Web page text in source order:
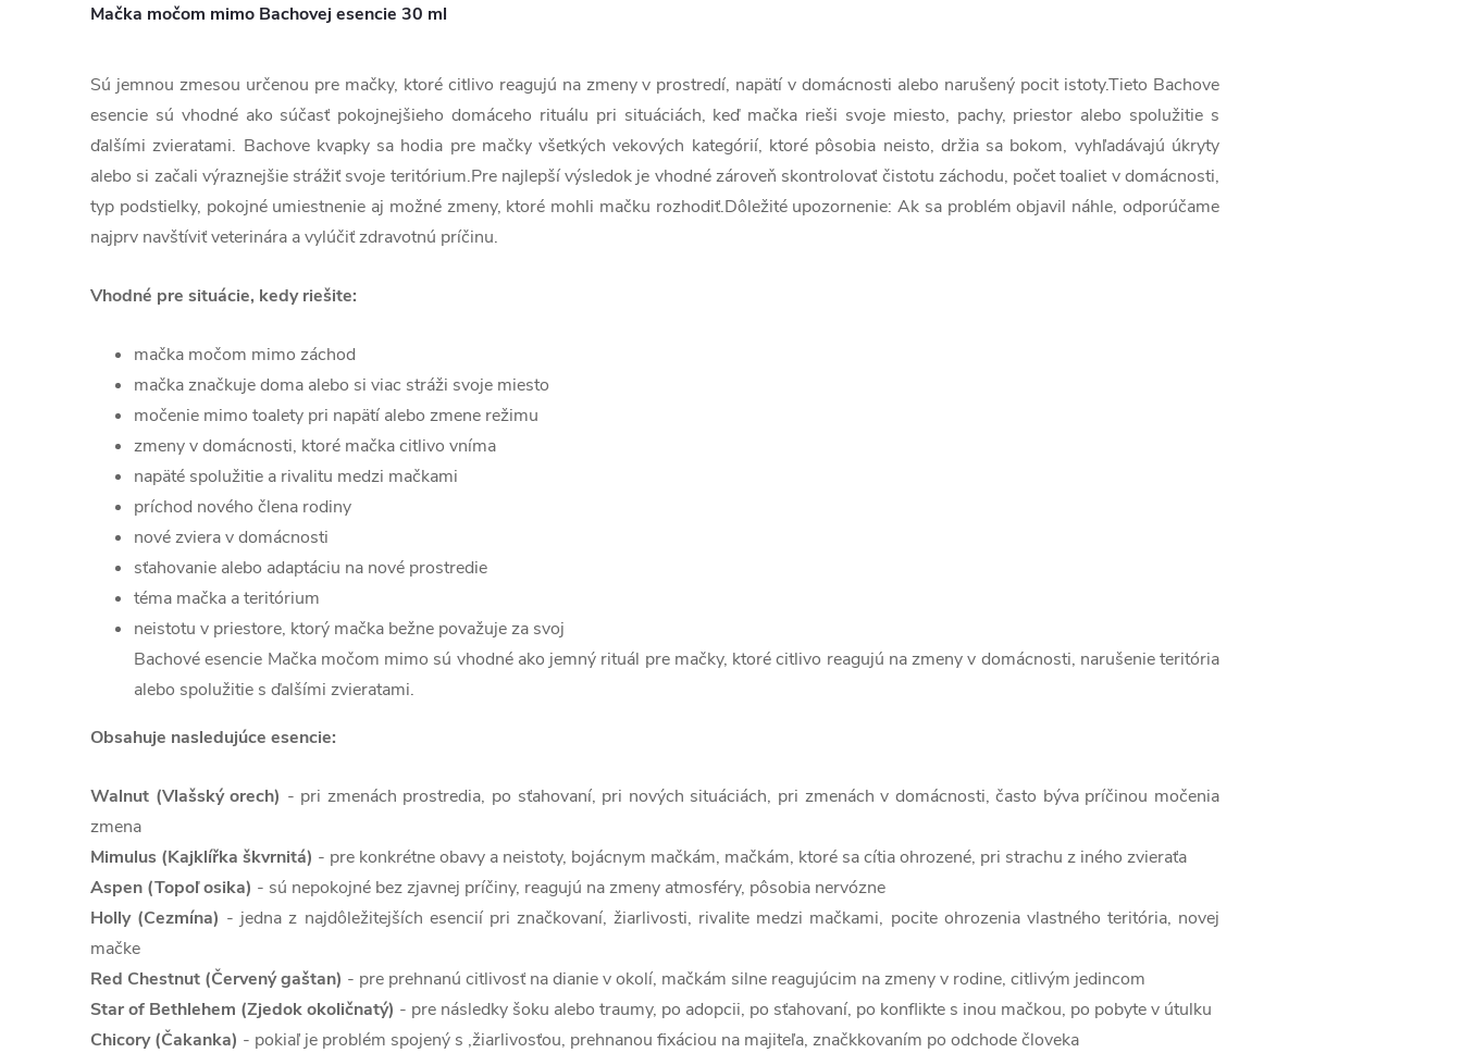
Mačka močom mimo Bachovej esencie 30 ml
Sú jemnou zmesou určenou pre mačky, ktoré citlivo reagujú na zmeny v prostredí, napätí v domácnosti alebo narušený pocit istoty.Tieto Bachove
esencie sú vhodné ako súčasť pokojnejšieho domáceho rituálu pri situáciách, keď mačka rieši svoje miesto, pachy, priestor alebo spolužitie s
ďalšími zvieratami. Bachove kvapky sa hodia pre mačky všetkých vekových kategórií, ktoré pôsobia neisto, držia sa bokom, vyhľadávajú úkryty
alebo si začali výraznejšie strážiť svoje teritórium.Pre najlepší výsledok je vhodné zároveň skontrolovať čistotu záchodu, počet toaliet v domácnosti,
typ podstielky, pokojné umiestnenie aj možné zmeny, ktoré mohli mačku rozhodiť.Dôležité upozornenie: Ak sa problém objavil náhle, odporúčame
najprv navštíviť veterinára a vylúčiť zdravotnú príčinu.
Vhodné pre situácie, kedy riešite:
mačka močom mimo záchod
mačka značkuje doma alebo si viac stráži svoje miesto
močenie mimo toalety pri napätí alebo zmene režimu
zmeny v domácnosti, ktoré mačka citlivo vníma
napäté spolužitie a rivalitu medzi mačkami
príchod nového člena rodiny
nové zviera v domácnosti
sťahovanie alebo adaptáciu na nové prostredie
téma mačka a teritórium
neistotu v priestore, ktorý mačka bežne považuje za svoj
Bachové esencie Mačka močom mimo sú vhodné ako jemný rituál pre mačky, ktoré citlivo reagujú na zmeny v domácnosti, narušenie teritória
alebo spolužitie s ďalšími zvieratami.
Obsahuje nasledujúce esencie:
Walnut (Vlašský orech) - pri zmenách prostredia, po sťahovaní, pri nových situáciách, pri zmenách v domácnosti, často býva príčinou močenia
zmena
Mimulus (Kajklířka škvrnitá) - pre konkrétne obavy a neistoty, bojácnym mačkám, mačkám, ktoré sa cítia ohrozené, pri strachu z iného zvieraťa
Aspen (Topoľ osika) - sú nepokojné bez zjavnej príčiny, reagujú na zmeny atmosféry, pôsobia nervózne
Holly (Cezmína) - jedna z najdôležitejších esencií pri značkovaní, žiarlivosti, rivalite medzi mačkami, pocite ohrozenia vlastného teritória, novej
mačke
Red Chestnut (Červený gaštan) - pre prehnanú citlivosť na dianie v okolí, mačkám silne reagujúcim na zmeny v rodine, citlivým jedincom
Star of Bethlehem (Zjedok okoličnatý) - pre následky šoku alebo traumy, po adopcii, po sťahovaní, po konflikte s inou mačkou, po pobyte v útulku
Chicory (Čakanka) - pokiaľ je problém spojený s ,žiarlivosťou, prehnanou fixáciou na majiteľa, značkkovaním po odchode človeka